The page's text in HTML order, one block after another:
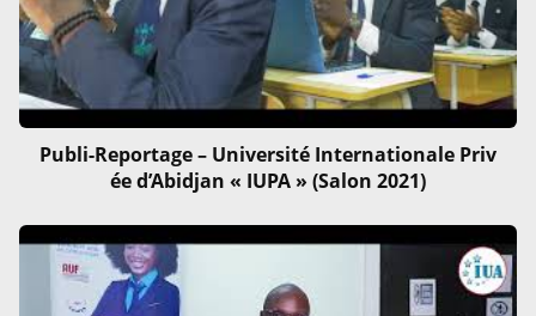
Publi-Reportage – Université Internationale Priv
ée d’Abidjan « IUPA » (Salon 2021)